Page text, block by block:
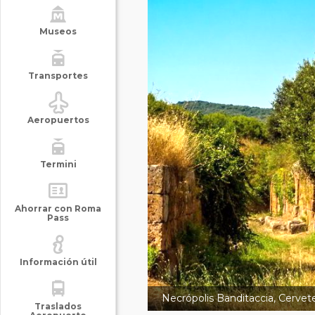
Museos
Transportes
Aeropuertos
Termini
Ahorrar con Roma
Pass
Información útil
Traslados
Necrópolis Banditaccia,